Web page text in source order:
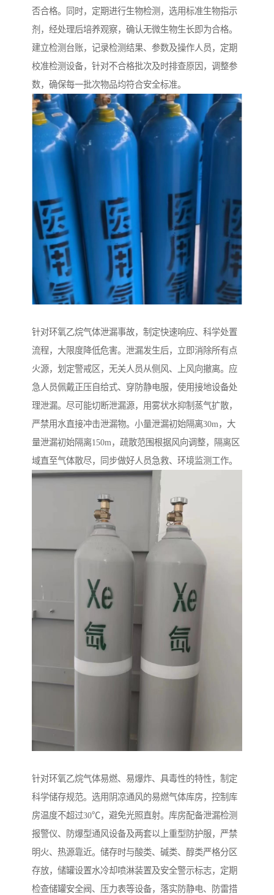
否合格。同时，定期进行生物检测，选用标准生物指示
剂，经处理后培养观察，确认无微生物生长即为合格。
建立检测台账，记录检测结果、参数及操作人员，定期
校准检测设备，针对不合格批次及时排查原因，调整参
数，确保每一批次物品均符合安全标准。
针对环氧乙烷气体泄漏事故，制定快速响应、科学处置
流程，大限度降低危害。泄漏发生后，立即消除所有点
火源，划定警戒区，无关人员从侧风、上风向撤离。应
急人员佩戴正压自给式、穿防静电服，使用接地设备处
理泄漏。尽可能切断泄漏源，用雾状水抑制蒸气扩散，
严禁用水直接冲击泄漏物。小量泄漏初始隔离30m，大
量泄漏初始隔离150m，疏散范围根据风向调整，隔离区
域直至气体散尽，同步做好人员急救、环境监测工作。
针对环氧乙烷气体易燃、易爆炸、具毒性的特性，制定
科学储存规范。选用阴凉通风的易燃气体库房，控制库
房温度不超过30℃，避免光照直射。库房配备泄漏检测
报警仪、防爆型通风设备及两套以上重型防护服，严禁
明火、热源靠近。储存时与酸类、碱类、醇类严格分区
存放，储罐设置水冷却喷淋装置及安全警示标志，定期
检查储罐安全阀、压力表等设备，落实防静电、防雷措